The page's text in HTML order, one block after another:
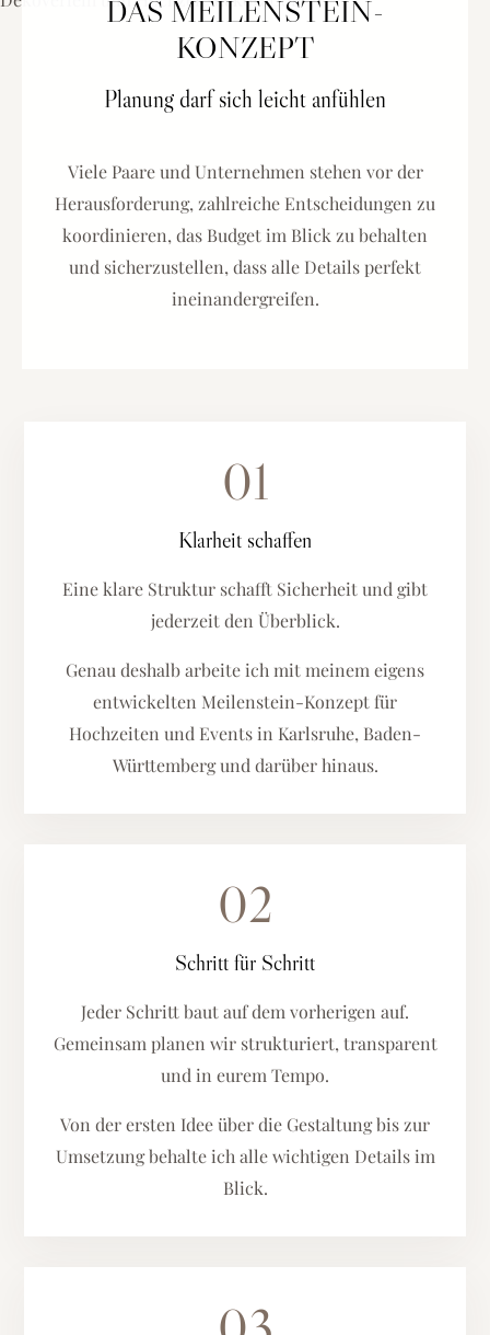
DAS MEILENSTEIN-
KONZEPT
Planung darf sich leicht anfühlen
Viele Paare und Unternehmen stehen vor der
Herausforderung, zahlreiche Entscheidungen zu
koordinieren, das Budget im Blick zu behalten
und sicherzustellen, dass alle Details perfekt
ineinandergreifen.
01
Klarheit schaffen
Eine klare Struktur schafft Sicherheit und gibt
jederzeit den Überblick.
Genau deshalb arbeite ich mit meinem eigens
entwickelten Meilenstein-Konzept für
Hochzeiten und Events in Karlsruhe, Baden-
Württemberg und darüber hinaus.
02
Schritt für Schritt
Jeder Schritt baut auf dem vorherigen auf.
Gemeinsam planen wir strukturiert, transparent
und in eurem Tempo.
Von der ersten Idee über die Gestaltung bis zur
Umsetzung behalte ich alle wichtigen Details im
Blick.